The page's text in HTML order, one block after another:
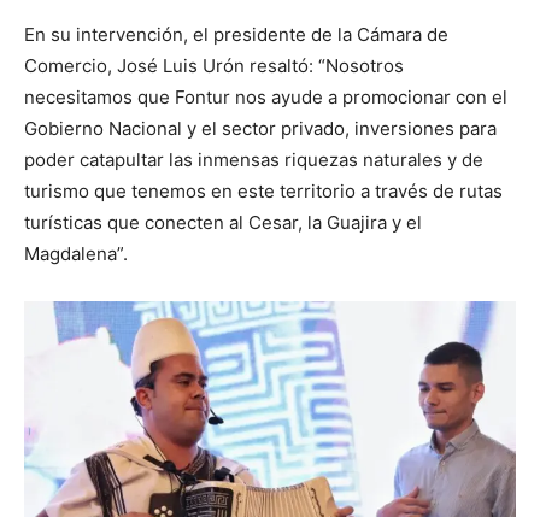
En su intervención, el presidente de la Cámara de
Comercio, José Luis Urón resaltó: “Nosotros
necesitamos que Fontur nos ayude a promocionar con el
Gobierno Nacional y el sector privado, inversiones para
poder catapultar las inmensas riquezas naturales y de
turismo que tenemos en este territorio a través de rutas
turísticas que conecten al Cesar, la Guajira y el
Magdalena”.